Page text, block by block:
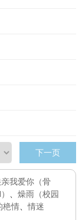
下一页
我爱你（骨
燥雨（校园
栬情 、情迷